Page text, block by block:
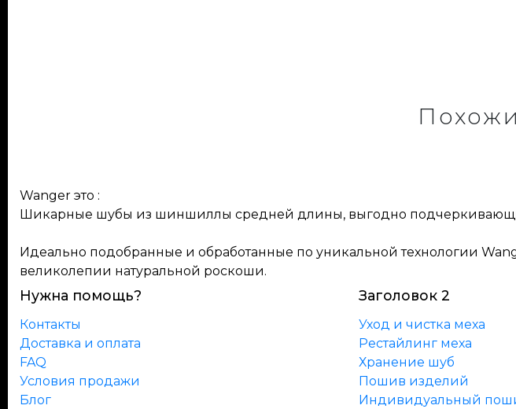
Wanger это :
Шикарные шубы из шиншиллы средней длины, выгодно
Идеально подобранные и обработанные по уникальной технологии
великолепии натуральной роскоши.
Нужна помощь?
Контакты
Доставка и оплата
FAQ
Условия продажи
Блог
Заголовок 2
Уход и чистка меха
Рестайлинг меха
Хранение шуб
Пошив изделий
Индивидуальный